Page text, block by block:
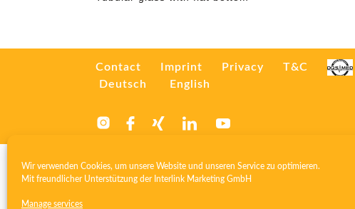
Wir verwenden Cookies, um unsere Website und unseren Service zu optimieren.
Mit freundlicher Unterstützung der Interlink Marketing GmbH
Manage services
Contact Imprint Privacy T&C
Deutsch
English